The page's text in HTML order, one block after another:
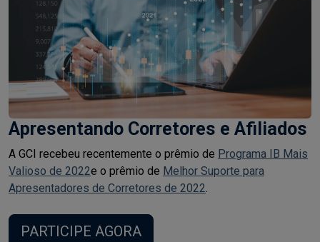
Apresentando Corretores e Afiliados
A GCI recebeu recentemente o prêmio de Programa IB Mais
Valioso de 2022e o prêmio de Melhor Suporte para
Apresentadores de Corretores de 2022
PARTICIPE AGORA